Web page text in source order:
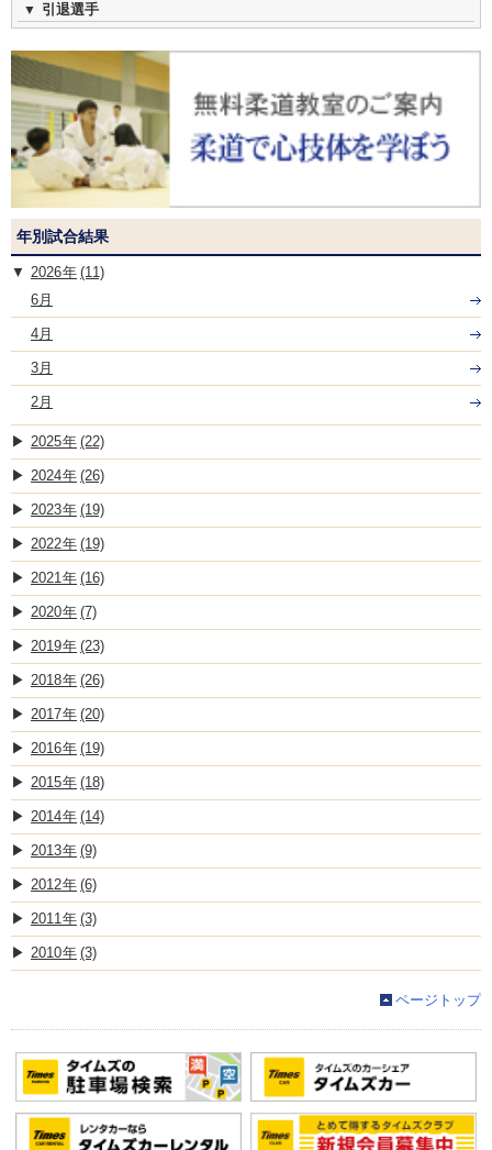
引退選手
年別試合結果
2026
(11)
6月
4月
3月
2月
2025 (22)
2024 (26)
2023 (19)
2022 (19)
2021 (16)
2020 (7)
2019 (23)
2018 (26)
2017 (20)
2016 (19)
2015 (18)
2014 (14)
2013 (9)
2012 (6)
2011 (3)
2010 (3)
ページトップ